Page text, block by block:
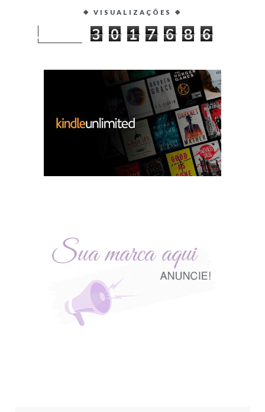
❖ VISUALIZAÇÕES ❖
3 0 1 7 6 8 6